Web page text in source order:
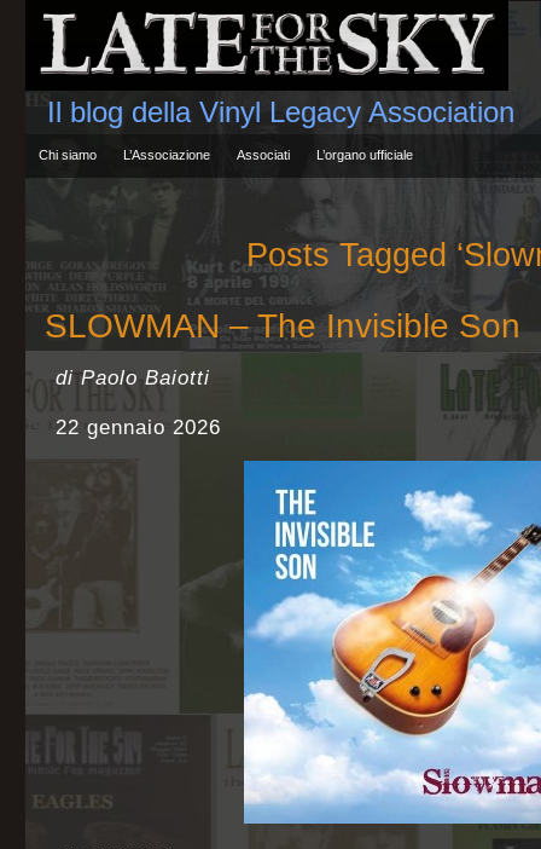
Il blog della Vinyl Legacy Association
Chi siamo L’Associazione Associati L’organo ufficiale
Posts Tagged
SLOWMAN – The Invisible Son
di Paolo Baiotti
22 gennaio 2026